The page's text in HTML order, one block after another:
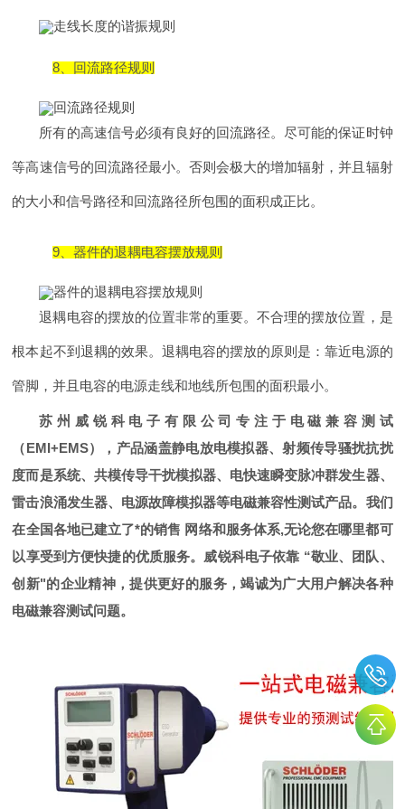
8、回流路径规则
所有的高速信号必须有良好的回流路径。尽可能的保证时钟
等高速信号的回流路径最小。否则会极大的增加辐射，并且辐射
的大小和信号路径和回流路径所包围的面积成正比。
9、器件的退耦电容摆放规则
退耦电容的摆放的位置非常的重要。不合理的摆放位置，是
根本起不到退耦的效果。退耦电容的摆放的原则是：靠近电源的
管脚，并且电容的电源走线和地线所包围的面积最小。
苏州威锐科电子有限公司专注于电磁兼容测试
（EMI+EMS），产品涵盖静电放电模拟器、射频传导骚扰抗扰
度而是系统、共模传导干扰模拟器、电快速瞬变脉冲群发生器、
雷击浪涌发生器、电源故障模拟器等电磁兼容性测试产品。我们
在全国各地已建立了*的销售 网络和服务体系,无论您在哪里都可
以享受到方便快捷的优质服务。威锐科电子依靠 “敬业、团队、
创新"的企业精神，提供更好的服务，竭诚为广大用户解决各种
电磁兼容测试问题。